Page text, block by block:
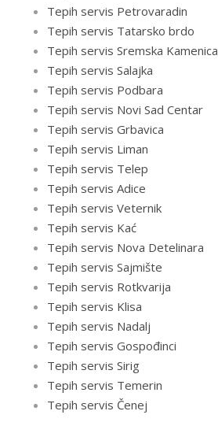
Tepih servis Petrovaradin
Tepih servis Tatarsko brdo
Tepih servis Sremska Kamenica
Tepih servis Salajka
Tepih servis Podbara
Tepih servis Novi Sad Centar
Tepih servis Grbavica
Tepih servis Liman
Tepih servis Telep
Tepih servis Adice
Tepih servis Veternik
Tepih servis Kać
Tepih servis Nova Detelinara
Tepih servis Sajmište
Tepih servis Rotkvarija
Tepih servis Klisa
Tepih servis Nadalj
Tepih servis Gospođinci
Tepih servis Sirig
Tepih servis Temerin
Tepih servis Čenej